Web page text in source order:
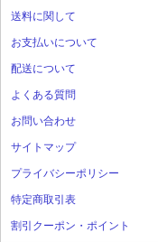
送料に関して
お支払いについて
配送について
よくある質問
お問い合わせ
サイトマップ
プライバシーポリシー
特定商取引表
割引クーポン・ポイント